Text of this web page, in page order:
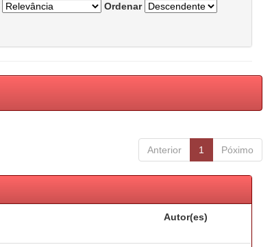
Ordenar
Anterior 1 Póximo
Autor(es)